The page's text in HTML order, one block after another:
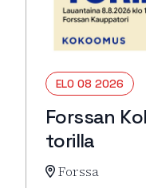
ELO 08 2026
Forssan
torilla
Forssa